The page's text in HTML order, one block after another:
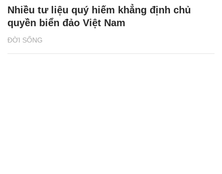
ĐỜI SỐNG
Nhiều tư liệu quý hiếm khẳng định chủ
quyền biển đảo Việt Nam